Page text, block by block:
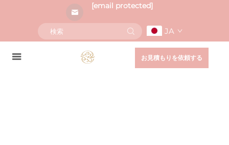
[email protected]
JA
お見積もりを依頼する